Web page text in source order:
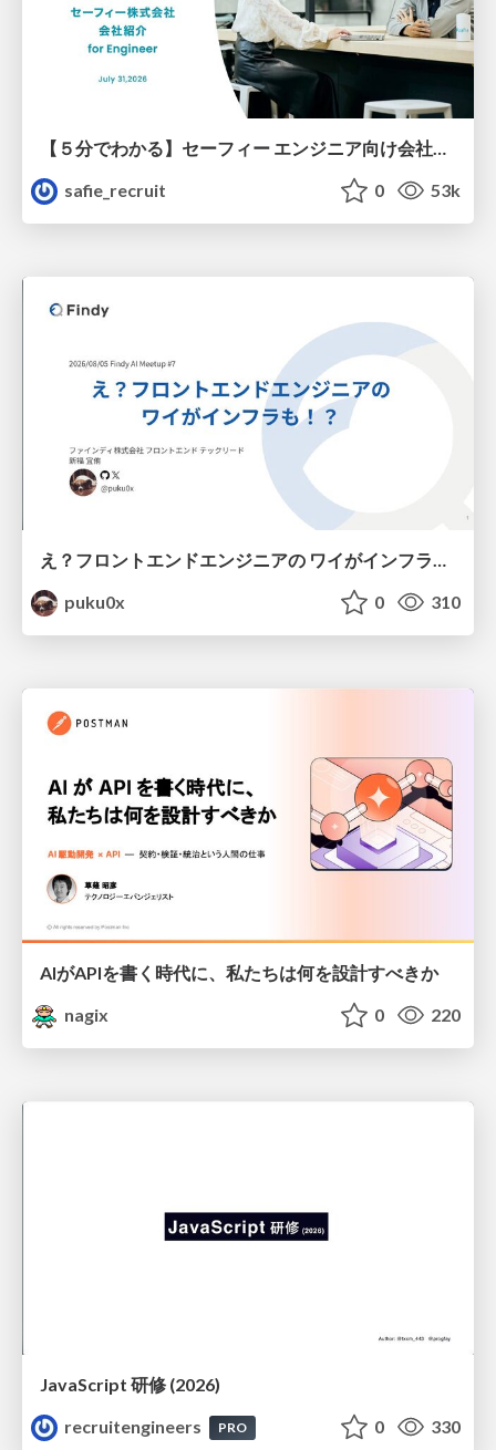
【５分でわかる】セーフィー エンジニア向け会社紹介
safie_recruit
0 53k
え？フロントエンドエンジニアの ワイがインフラも！？
puku0x
0 310
AIがAPIを書く時代に、私たちは何を設計すべきか
nagix
0 220
JavaScript 研修 (2026)
recruitengineers
PRO 0 330